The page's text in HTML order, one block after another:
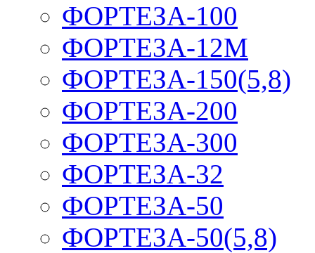
ФОРТЕЗА-100
ФОРТЕЗА-12М
ФОРТЕЗА-150(5,8)
ФОРТЕЗА-200
ФОРТЕЗА-300
ФОРТЕЗА-32
ФОРТЕЗА-50
ФОРТЕЗА-50(5,8)